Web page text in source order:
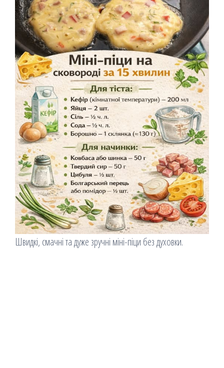
Швидкі, смачні та дуже зручні міні-піци без духовки.